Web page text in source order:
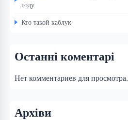
году
Кто такой каблук
Останні коментарі
Нет комментариев для просмотра.
Архіви